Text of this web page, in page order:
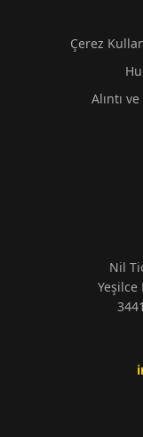
Çerez
Alıntı
Nil
Yeşilce